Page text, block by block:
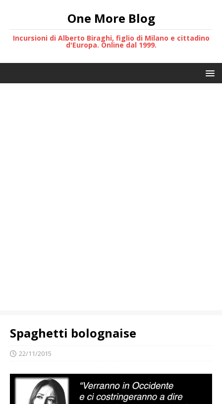
One More Blog
Incursioni di Alberto Biraghi, figlio di Milano e cittadino
d'Europa. Online dal 1999.
Spaghetti bolognaise
22/11/2015